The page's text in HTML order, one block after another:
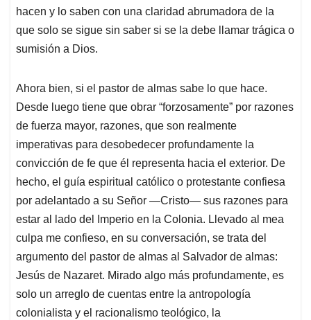
hacen y lo saben con una claridad abrumadora de la
que solo se sigue sin saber si se la debe llamar trágica o
sumisión a Dios.
Ahora bien, si el pastor de almas sabe lo que hace.
Desde luego tiene que obrar “forzosamente” por razones
de fuerza mayor, razones, que son realmente
imperativas para desobedecer profundamente la
convicción de fe que él representa hacia el exterior. De
hecho, el guía espiritual católico o protestante confiesa
por adelantado a su Señor —Cristo— sus razones para
estar al lado del Imperio en la Colonia. Llevado al mea
culpa me confieso, en su conversación, se trata del
argumento del pastor de almas al Salvador de almas:
Jesús de Nazaret. Mirado algo más profundamente, es
solo un arreglo de cuentas entre la antropología
colonialista y el racionalismo teológico, la